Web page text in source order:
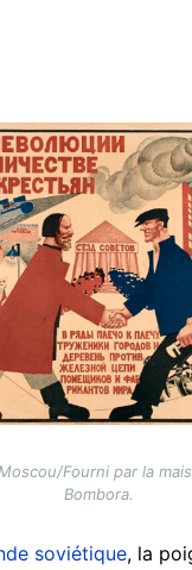
Fourni par la
Bombora.
soviétique, la